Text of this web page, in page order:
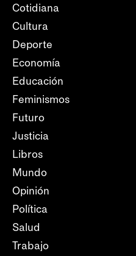
Cotidiana
Cultura
Deporte
Economía
Educación
Feminismos
Futuro
Justicia
Libros
Mundo
Opinión
Política
Salud
Trabajo